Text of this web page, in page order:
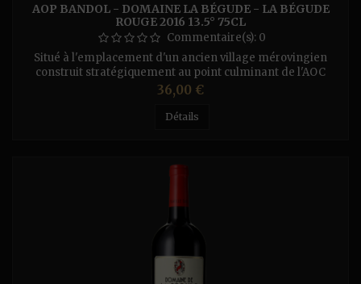
AOP BANDOL - DOMAINE LA BÉGUDE - LA BÉGUDE
ROUGE 2016 13.5° 75CL
Commentaire(s): 0
Situé à l'emplacement d'un ancien village mérovingien
construit stratégiquement au point culminant de l'AOC
Bandol, à plus de 400m d'altitude, le vignoble est conduit
en bio. Ce Bandol rouge 2017 a été extrait en douceur lui
conférant une texture suave et concentrée. Ce vin structuré
Prix
36,00 €
Détails